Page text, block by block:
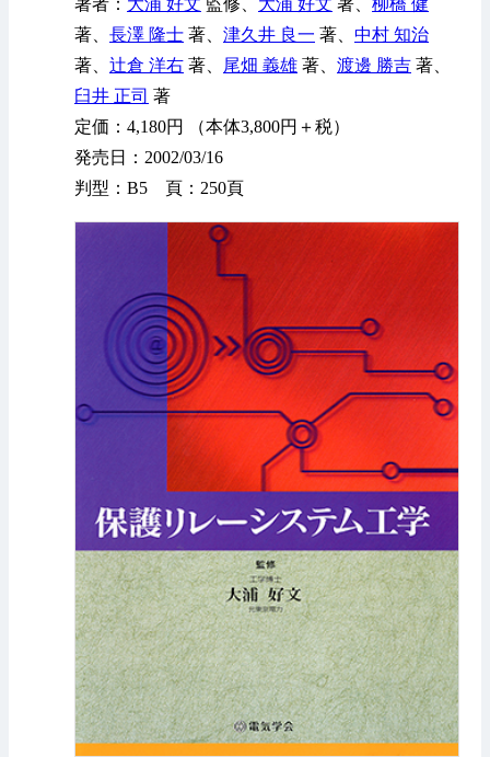
著者： 大浦 好文 監修、 大浦 好文 著、 柳橋 健
著、 長澤 隆士 著、 津久井 良一 著、 中村 知治
著、 辻倉 洋右 著、 尾畑 義雄 著、 渡邊 勝吉 著、
臼井 正司 著
定価：4,180円 （本体3,800円＋税）
発売日：2002/03/16
判型：B5 頁：250頁